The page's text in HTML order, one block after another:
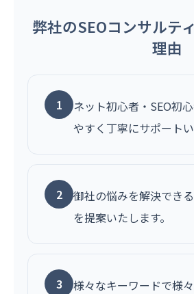
弊社のSEOコンサルテ
理由
1
ネット初心者・SEO初
やすく丁寧にサポートい
2
御社の悩みを解決でき
を提案いたします。
3
様々なキーワードで様